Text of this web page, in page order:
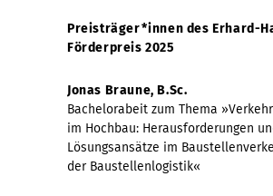
Preisträger*innen des Erhard-
Förderpreis 2025
Jonas Braune, B.Sc.
Bachelorabeit zum Thema
im Hochbau: Herausforderungen
Lösungsansätze im
der Baustellenlogistik«